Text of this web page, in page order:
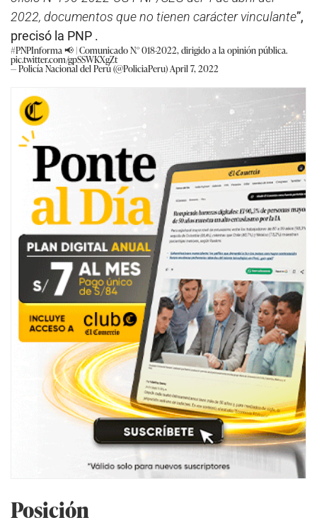
2022, documentos que no tienen carácter vinculante”,
precisó la PNP .
#PNPInforma 📢 | Comunicado N.° 018-2022, dirigido a la opinión pública.
pic.twitter.com/gpSSWKXgZt
— Policía Nacional del Perú (@PoliciaPeru)April 7, 2022
Posición